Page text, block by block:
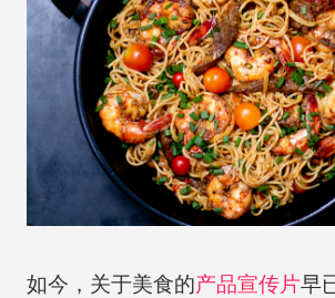
如今，关于美食的产品宣传片早